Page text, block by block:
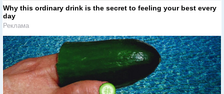
Why this ordinary drink is the secret to feeling your best every
day
Реклама